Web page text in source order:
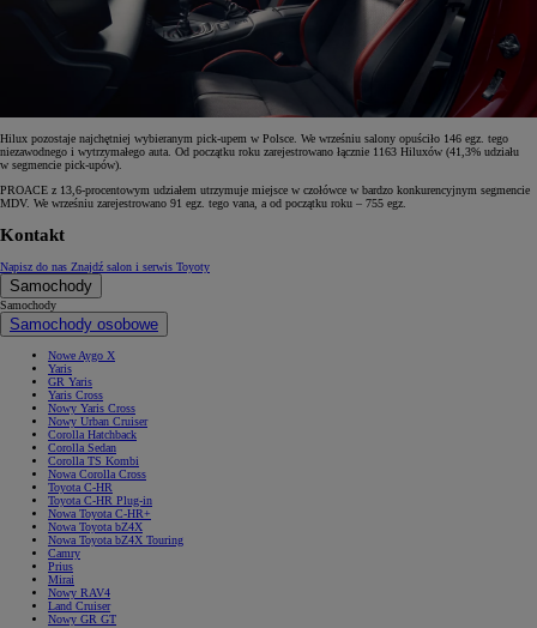
Hilux pozostaje najchętniej wybieranym pick-upem w Polsce. We wrześniu salony opuściło 146 egz. tego
niezawodnego i wytrzymałego auta. Od początku roku zarejestrowano łącznie 1163 Hiluxów (41,3% udziału
w segmencie pick-upów).
PROACE z 13,6-procentowym udziałem utrzymuje miejsce w czołówce w bardzo konkurencyjnym segmencie
MDV. We wrześniu zarejestrowano 91 egz. tego vana, a od początku roku – 755 egz.
Kontakt
Napisz do nas Znajdź salon i serwis Toyoty
Samochody
Samochody
Samochody osobowe
Nowe Aygo X
Yaris
GR Yaris
Yaris Cross
Nowy Yaris Cross
Nowy Urban Cruiser
Corolla Hatchback
Corolla Sedan
Corolla TS Kombi
Nowa Corolla Cross
Toyota C-HR
Toyota C-HR Plug-in
Nowa Toyota C-HR+
Nowa Toyota bZ4X
Nowa Toyota bZ4X Touring
Camry
Prius
Mirai
Nowy RAV4
Land Cruiser
Nowy GR GT